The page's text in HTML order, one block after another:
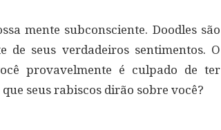
mente subconsciente. Doodles são
de seus verdadeiros sentimentos. O
provavelmente é culpado de ter
seus rabiscos dirão sobre você?